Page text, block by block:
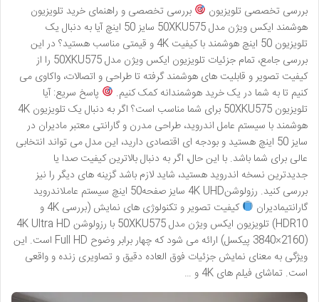
بررسی تخصصی تلویزیون
بررسی تخصصی و راهنمای خرید تلویزیون
هوشمند ایکس ویژن مدل 50XKU575 سایز 50 اینچ آیا به دنبال یک
تلویزیون 50 اینچ هوشمند با کیفیت 4K و قیمتی مناسب هستید؟ در این
بررسی جامع، تمام جزئیات تلویزیون ایکس ویژن مدل 50XKU575 را از
کیفیت تصویر و قابلیت های هوشمند گرفته تا طراحی و اتصالات، واکاوی می
کنیم تا به شما در یک خرید هوشمندانه کمک کنیم.
پاسخ سریع: آیا
تلویزیون 50XKU575 برای شما مناسب است؟ اگر به دنبال یک تلویزیون 4K
هوشمند با سیستم عامل اندروید، طراحی مدرن و گارانتی معتبر مادیران در
سایز 50 اینچ هستید و بودجه ای اقتصادی دارید، این مدل می تواند انتخابی
عالی برای شما باشد. با این حال، اگر به دنبال بالاترین کیفیت صدا یا
جدیدترین نسخه اندروید هستید، شاید لازم باشد گزینه های دیگر را نیز
بررسی کنید. رزولوشن4K UHD سایز صفحه50 اینچ سیستم عاملاندروید
گارانتیمادیران
کیفیت تصویر و تکنولوژی های نمایش (بررسی 4K و
HDR10) تلویزیون ایکس ویژن مدل 50XKU575 با رزولوشن 4K Ultra HD
(3840×2160 پیکسل) ارائه می شود که چهار برابر وضوح Full HD است. این
ویژگی به معنای نمایش جزئیات فوق العاده دقیق و تصاویری زنده و واقعی
است. تماشای فیلم های 4K و …